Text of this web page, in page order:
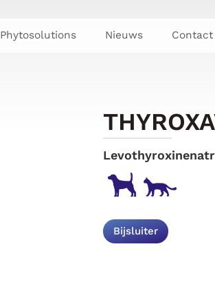
Phytosolutions Nieuws Contact
Bijsluiter